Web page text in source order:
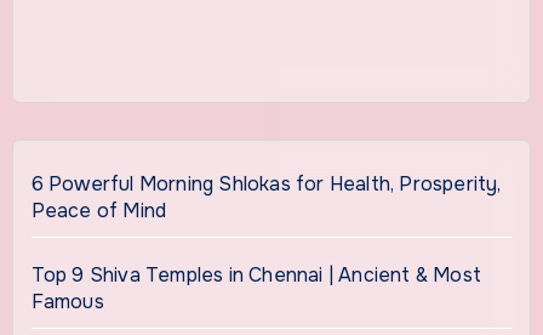
6 Powerful Morning Shlokas for Health, Prosperity,
Peace of Mind
Top 9 Shiva Temples in Chennai | Ancient & Most
Famous